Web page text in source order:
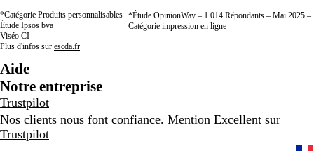
*Catégorie Produits personnalisables
Étude Ipsos bva
Viséo CI
Plus d'infos sur escda.fr
*Étude OpinionWay – 1 014 Répondants – Mai 2025 –
Catégorie impression en ligne
Aide
Notre entreprise
Trustpilot
Nos clients nous font confiance. Mention Excellent sur
Trustpilot